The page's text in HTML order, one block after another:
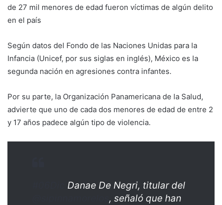
de 27 mil menores de edad fueron víctimas de algún delito
en el país
Según datos del Fondo de las Naciones Unidas para la
Infancia (Unicef, por sus siglas en inglés), México es la
segunda nación en agresiones contra infantes.
Por su parte, la Organización Panamericana de la Salud,
advierte que uno de cada dos menores de edad de entre 2
y 17 años padece algún tipo de violencia.
Danae De Negri, titular del
, señaló que han